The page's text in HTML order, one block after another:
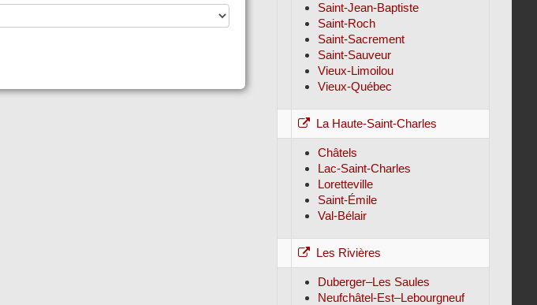
Saint-Jean-Baptiste
Saint-Roch
Saint-Sacrement
Saint-Sauveur
Vieux-Limoilou
Vieux-Québec
La Haute-Saint-Charles
Châtels
Lac-Saint-Charles
Loretteville
Saint-Émile
Val-Bélair
Les Rivières
Duberger–Les Saules
Neufchâtel-Est–Lebourgneuf